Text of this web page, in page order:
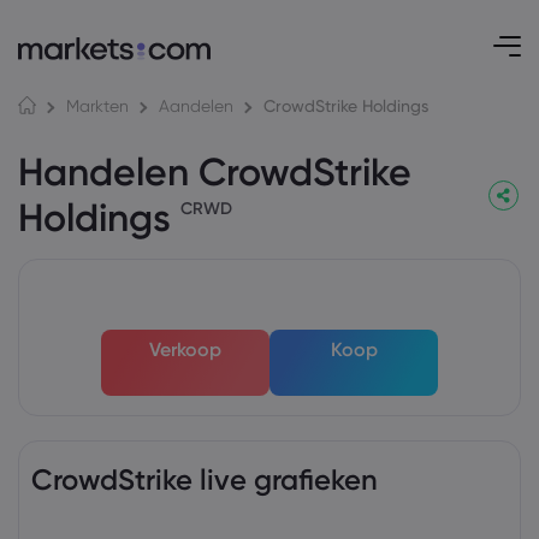
Markten Aandelen CrowdStrike Holdings
Handelen CrowdStrike
Holdings CRWD
Verkoop Koop
CrowdStrike live grafieken